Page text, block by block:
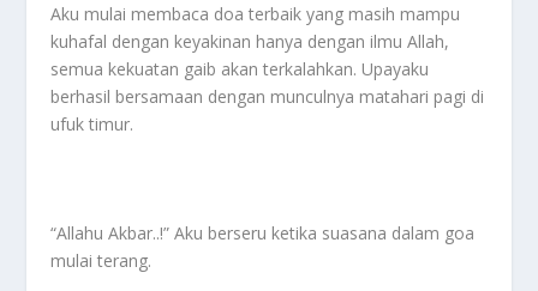
Aku mulai membaca doa terbaik yang masih mampu
kuhafal dengan keyakinan hanya dengan ilmu Allah,
semua kekuatan gaib akan terkalahkan. Upayaku
berhasil bersamaan dengan munculnya matahari pagi di
ufuk timur.
“Allahu Akbar..!” Aku berseru ketika suasana dalam goa
mulai terang.